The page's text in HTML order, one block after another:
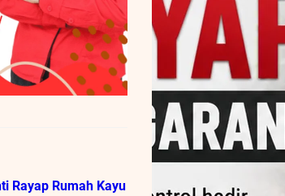
Rayap Rumah Kayu